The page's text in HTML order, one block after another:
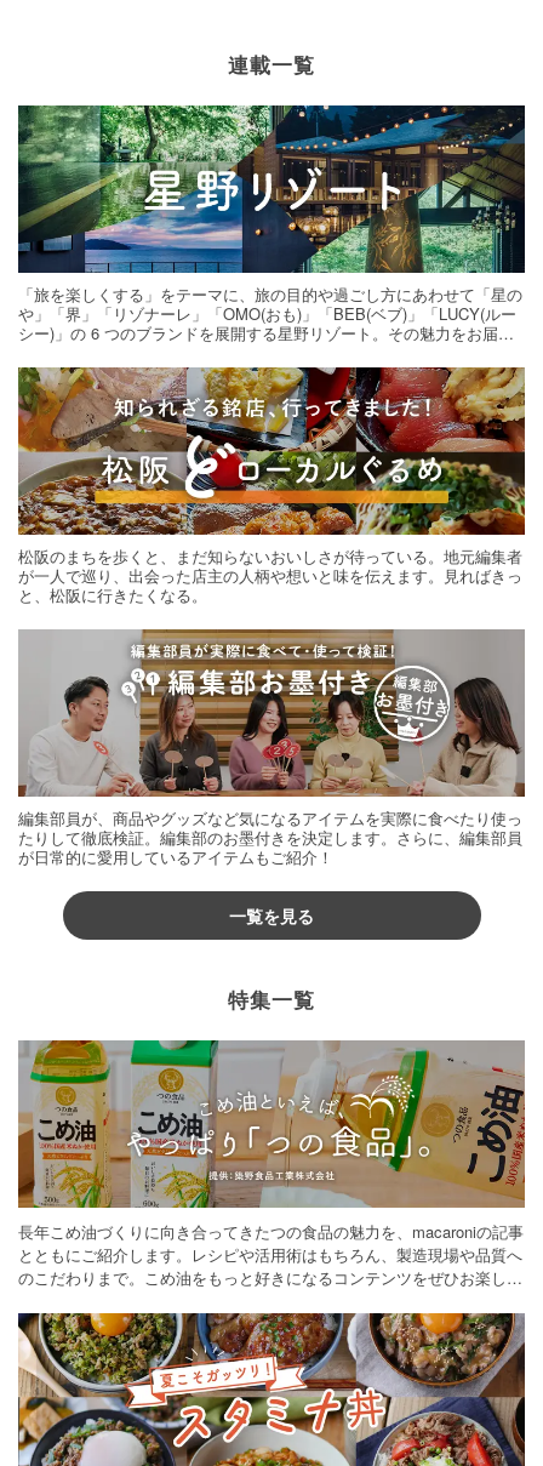
連載一覧
「旅を楽しくする」をテーマに、旅の目的や過ごし方にあわせて「星の
や」「界」「リゾナーレ」「OMO(おも)」「BEB(ベブ)」「LUCY(ルー
シー)」の 6 つのブランドを展開する星野リゾート。その魅力をお届け
松阪のまちを歩くと、まだ知らないおいしさが待っている。地元編集者
が一人で巡り、出会った店主の人柄や想いと味を伝えます。見ればきっ
と、松阪に行きたくなる。
編集部員が、商品やグッズなど気になるアイテムを実際に食べたり使っ
たりして徹底検証。編集部のお墨付きを決定します。さらに、編集部員
が日常的に愛用しているアイテムもご紹介！
一覧を見る
特集一覧
長年こめ油づくりに向き合ってきたつの食品の魅力を、macaroniの記事
とともにご紹介します。レシピや活用術はもちろん、製造現場や品質へ
のこだわりまで。こめ油をもっと好きになるコンテンツをぜひお楽しみ